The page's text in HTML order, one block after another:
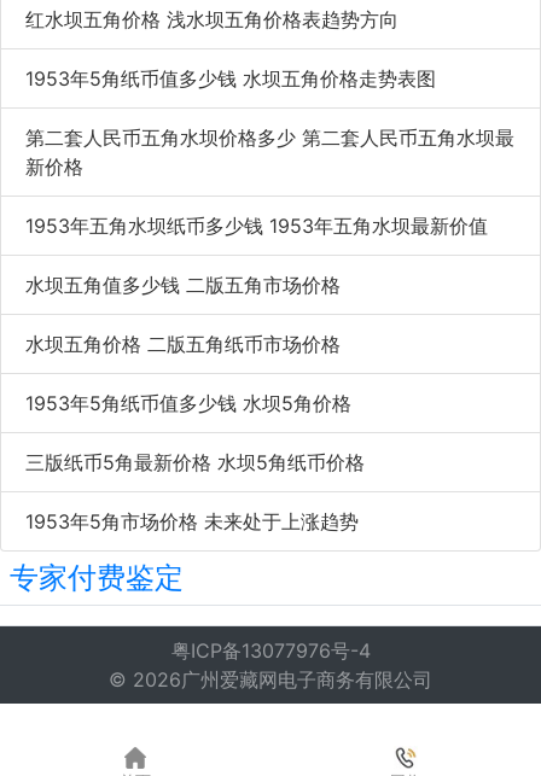
红水坝五角价格 浅水坝五角价格表趋势方向
1953年5角纸币值多少钱 水坝五角价格走势表图
第二套人民币五角水坝价格多少 第二套人民币五角水坝最
新价格
1953年五角水坝纸币多少钱 1953年五角水坝最新价值
水坝五角值多少钱 二版五角市场价格
水坝五角价格 二版五角纸币市场价格
1953年5角纸币值多少钱 水坝5角价格
三版纸币5角最新价格 水坝5角纸币价格
1953年5角市场价格 未来处于上涨趋势
专家付费鉴定
粤ICP备13077976号-4
© 2026广州爱藏网电子商务有限公司